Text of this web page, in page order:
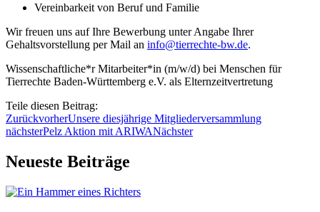
Vereinbarkeit von Beruf und Familie
Wir freuen uns auf Ihre Bewerbung unter Angabe Ihrer
Gehaltsvorstellung per Mail an info@tierrechte-bw.de.
Wissenschaftliche*r Mitarbeiter*in (m/w/d) bei Menschen für
Tierrechte Baden-Württemberg e.V. als Elternzeitvertretung
Teile diesen Beitrag:
ZurückvorherUnsere diesjährige Mitgliederversammlung
nächsterPelz Aktion mit ARIWANächster
Neueste Beiträge